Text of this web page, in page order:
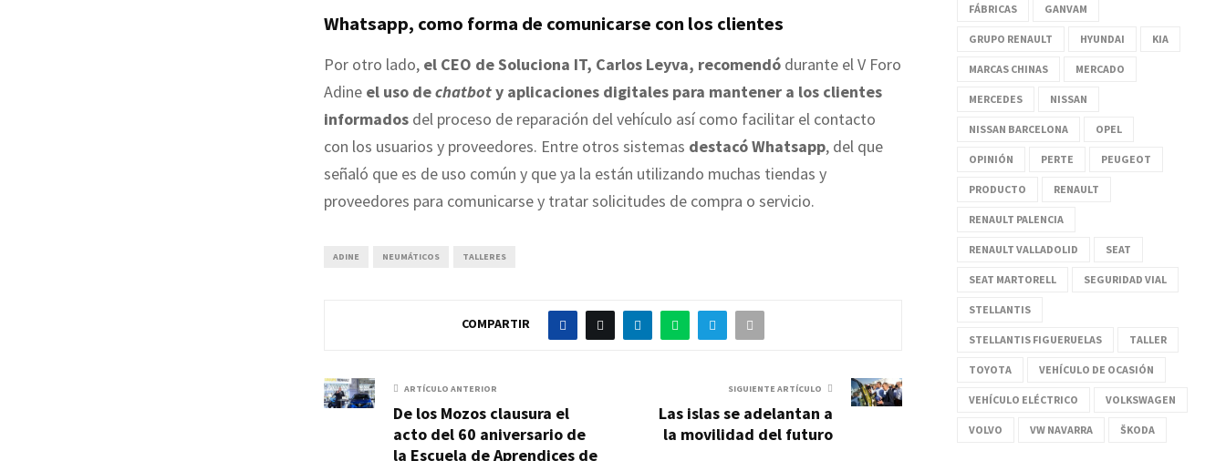
Whatsapp, como forma de comunicarse con los clientes
Por otro lado, el CEO de Soluciona IT, Carlos Leyva, recomendó durante el V Foro
Adine el uso dechatboty aplicaciones digitales para mantener a los clientes
informados del proceso de reparación del vehículo así como facilitar el contacto
con los usuarios y proveedores. Entre otros sistemas destacó Whatsapp, del que
señaló que es de uso común y que ya la están utilizando muchas tiendas y
proveedores para comunicarse y tratar solicitudes de compra o servicio.
ADINE NEUMÁTICOS TALLERES
COMPARTIR
ARTÍCULO ANTERIOR
De los Mozos clausura el
acto del 60 aniversario de
la Escuela de Aprendices de
SIGUIENTE ARTÍCULO
Las islas se adelantan a
la movilidad del futuro
FÁBRICAS GANVAM
GRUPO RENAULT HYUNDAI KIA
MARCAS CHINAS MERCADO
MERCEDES NISSAN
NISSAN BARCELONA OPEL
OPINIÓN PERTE PEUGEOT
PRODUCTO RENAULT
RENAULT PALENCIA
RENAULT VALLADOLID SEAT
SEAT MARTORELL SEGURIDAD VIAL
STELLANTIS
STELLANTIS FIGUERUELAS TALLER
TOYOTA VEHÍCULO DE OCASIÓN
VEHÍCULO ELÉCTRICO VOLKSWAGEN
VOLVO VW NAVARRA ŠKODA